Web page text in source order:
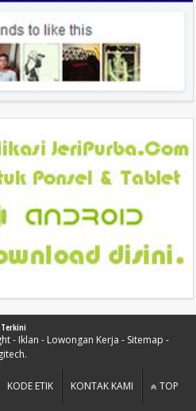
- Iklan - Lowongan Kerja - Sitemap -
.
KODE ETIK KONTAK KAMI TOP